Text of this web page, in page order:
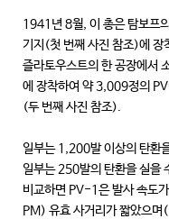
1941년 8월, 이 총은 탐보프
기지(첫 번째 사진 참조)에
즐라토우스트의 한 공장에
에 장착하여 약 3,009정의
(두 번째 사진 참조).
일부는 1,200발 이상의 탄환
일부는 250발의 탄환을 실을
비교하면 PV-1은 발사 속
PM) 유효 사거리가 짧았으